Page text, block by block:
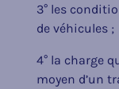
3° les
de véhicules ;
4° la charge
moyen d’un